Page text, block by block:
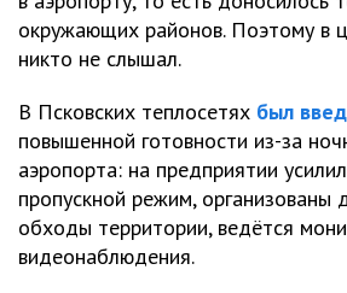
окружающих районов. Поэтому в
никто не слышал.
В Псковских теплосетях был
повышенной готовности из-за
аэропорта: на предприятии
пропускной режим, организованы
обходы территории, ведётся
видеонаблюдения.